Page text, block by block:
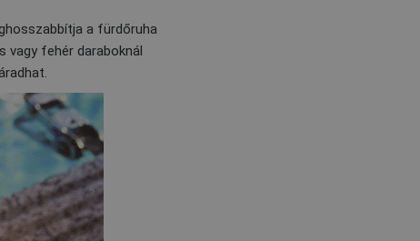
a fürdőruha
fehér daraboknál